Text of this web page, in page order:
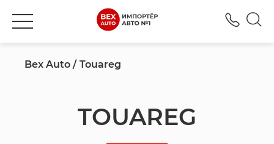
Bex Auto Touareg
TOUAREG